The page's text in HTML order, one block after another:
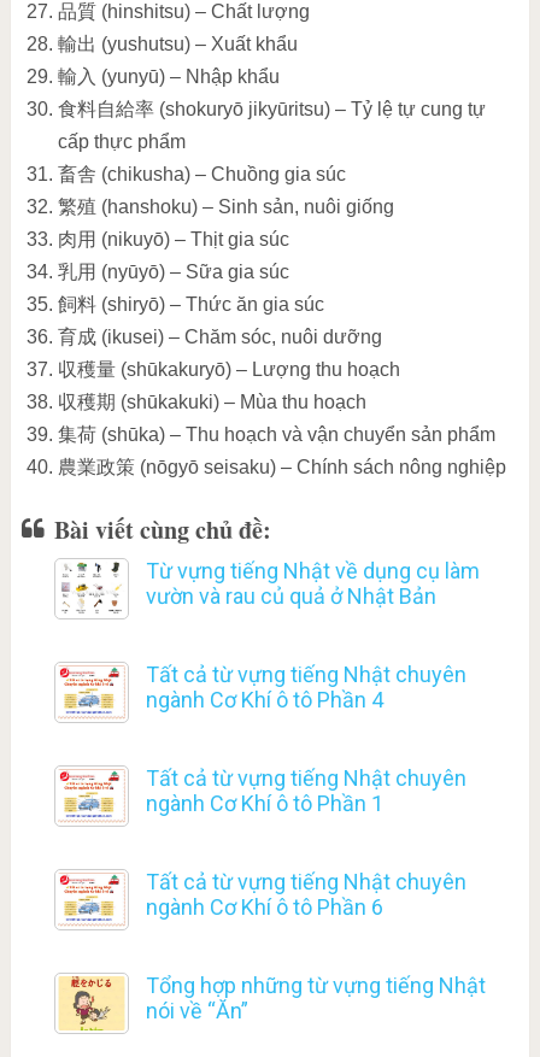
品質 (hinshitsu) – Chất lượng
輸出 (yushutsu) – Xuất khẩu
輸入 (yunyū) – Nhập khẩu
食料自給率 (shokuryō jikyūritsu) – Tỷ lệ tự cung tự
cấp thực phẩm
畜舎 (chikusha) – Chuồng gia súc
繁殖 (hanshoku) – Sinh sản, nuôi giống
肉用 (nikuyō) – Thịt gia súc
乳用 (nyūyō) – Sữa gia súc
飼料 (shiryō) – Thức ăn gia súc
育成 (ikusei) – Chăm sóc, nuôi dưỡng
収穫量 (shūkakuryō) – Lượng thu hoạch
収穫期 (shūkakuki) – Mùa thu hoạch
集荷 (shūka) – Thu hoạch và vận chuyển sản phẩm
農業政策 (nōgyō seisaku) – Chính sách nông nghiệp
Bài viết cùng chủ đề:
Từ vựng tiếng Nhật về dụng cụ làm
vườn và rau củ quả ở Nhật Bản
Tất cả từ vựng tiếng Nhật chuyên
ngành Cơ Khí ô tô Phần 4
Tất cả từ vựng tiếng Nhật chuyên
ngành Cơ Khí ô tô Phần 1
Tất cả từ vựng tiếng Nhật chuyên
ngành Cơ Khí ô tô Phần 6
Tổng hợp những từ vựng tiếng Nhật
nói về “Ăn”